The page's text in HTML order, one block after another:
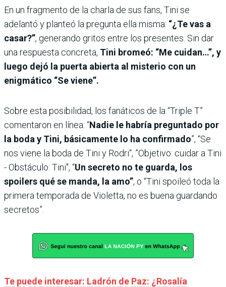
En un fragmento de la charla de sus fans, Tini se
adelantó y planteó la pregunta ella misma: “¿Te vas a
casar?”, generando gritos entre los presentes. Sin dar
una respuesta concreta, Tini bromeó: “Me cuidan…”, y
luego dejó la puerta abierta al misterio con un
enigmático “Se viene”.
Sobre esta posibilidad, los fanáticos de la “Triple T”
comentaron en línea: “Nadie le habría preguntado por
la boda y Tini, básicamente lo ha confirmado”, “Se
nos viene la boda de Tini y Rodri“, ”Objetivo: cuidar a Tini
- Obstáculo: Tini", “Un secreto no te guarda, los
spoilers qué se manda, la amo”, o “Tini spoileó toda la
primera temporada de Violetta, no es buena guardando
secretos”.
Te puede interesar: Ladrón de Paz: ¿Rosalía